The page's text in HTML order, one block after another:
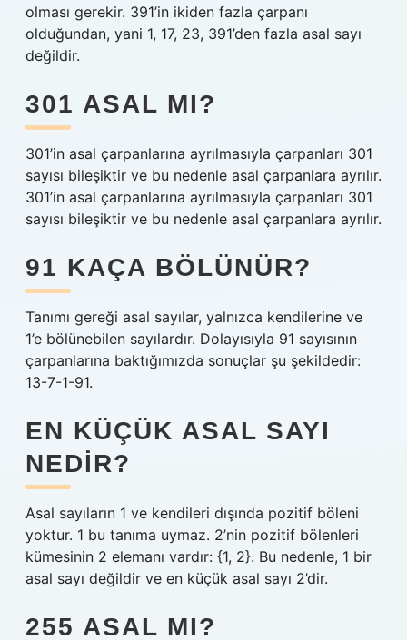
olması gerekir. 391’in ikiden fazla çarpanı
olduğundan, yani 1, 17, 23, 391’den fazla asal sayı
değildir.
301 ASAL MI?
301’in asal çarpanlarına ayrılmasıyla çarpanları 301
sayısı bileşiktir ve bu nedenle asal çarpanlara ayrılır.
301’in asal çarpanlarına ayrılmasıyla çarpanları 301
sayısı bileşiktir ve bu nedenle asal çarpanlara ayrılır.
91 KAÇA BÖLÜNÜR?
Tanımı gereği asal sayılar, yalnızca kendilerine ve
1’e bölünebilen sayılardır. Dolayısıyla 91 sayısının
çarpanlarına baktığımızda sonuçlar şu şekildedir:
13-7-1-91.
EN KÜÇÜK ASAL SAYI
NEDIR?
Asal sayıların 1 ve kendileri dışında pozitif böleni
yoktur. 1 bu tanıma uymaz. 2’nin pozitif bölenleri
kümesinin 2 elemanı vardır: {1, 2}. Bu nedenle, 1 bir
asal sayı değildir ve en küçük asal sayı 2’dir.
255 ASAL MI?